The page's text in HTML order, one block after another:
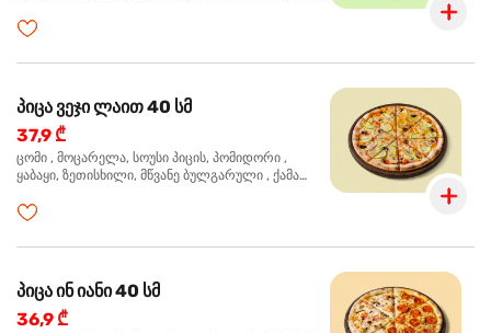
პიცა ვეჯი ლაით 40 სმ
37,9 ₾
ცომი , მოცარელა, სოუსი პიცის, პომიდორი ,
ყაბაყი, ზეთისხილი, მწვანე ბულგარული , ქამა
პიცა ინ იანი 40 სმ
36,9 ₾